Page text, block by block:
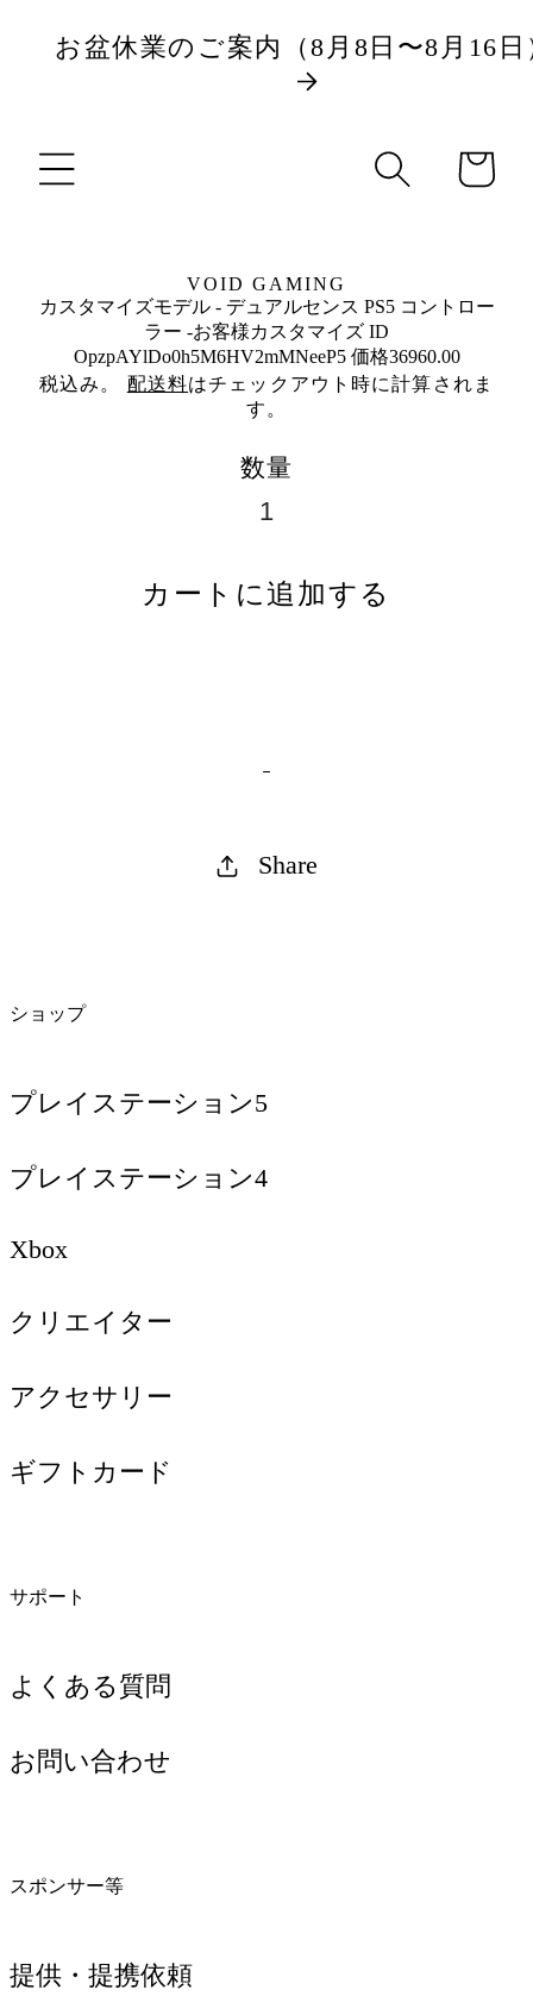
に
お盆休業のご案内（8月8日〜8月16日
ー
情
ス
ッ
VOID GAMING
カスタマイズモデル - デュアルセンス PS5 コントロー
ラー -お客様カスタマイズ ID
OpzpAYlDo0h5M6HV2mMNeeP5 価格36960.00
税込み。 配送料はチェックアウト時に計算されま
す。
数量
カートに追加する
Share
ショップ
プレイステーション5
プレイステーション4
Xbox
クリエイター
アクセサリー
ギフトカード
サポート
よくある質問
お問い合わせ
スポンサー等
提供・提携依頼